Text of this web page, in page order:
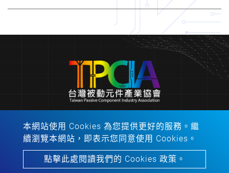
本網站使用 Cookies 為您提供更好的服務。繼
續瀏覽本網站，即表示您同意使用 Cookies。
點擊此處閱讀我們的 Cookies 政策。
會址：310401新竹縣竹東鎮中興路４段195號53館2
樓213之1室
電話：06-2757575分機：62445